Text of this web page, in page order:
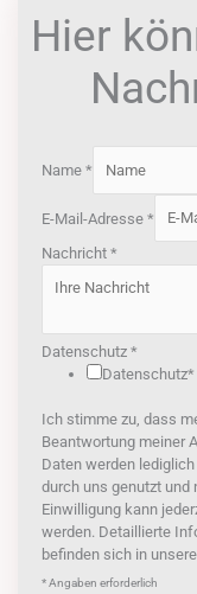
Hier
Name *
E-Mail-Adresse *
Nachricht *
Datenschutz *
Datenschutz*
Ich stimme zu, dass
Beantwortung meiner
Daten werden
durch uns genutzt und
Einwilligung kann
werden. Detaillierte
befinden sich in
* Angaben erforderlich